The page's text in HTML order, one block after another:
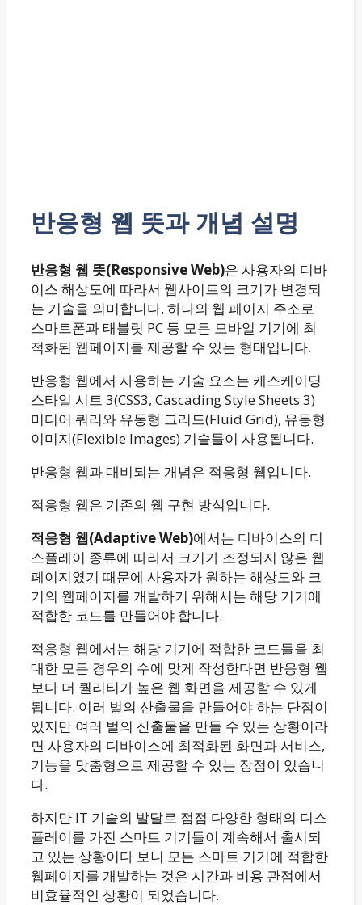
반응형 웹 뜻과 개념 설명
반응형 웹 뜻(Responsive Web)은 사용자의 디바
이스 해상도에 따라서 웹사이트의 크기가 변경되
는 기술을 의미합니다. 하나의 웹 페이지 주소로
스마트폰과 태블릿 PC 등 모든 모바일 기기에 최
적화된 웹페이지를 제공할 수 있는 형태입니다.
반응형 웹에서 사용하는 기술 요소는 캐스케이딩
스타일 시트 3(CSS3, Cascading Style Sheets 3)
미디어 쿼리와 유동형 그리드(Fluid Grid), 유동형
이미지(Flexible Images) 기술들이 사용됩니다.
반응형 웹과 대비되는 개념은 적응형 웹입니다.
적응형 웹은 기존의 웹 구현 방식입니다.
적응형 웹(Adaptive Web)에서는 디바이스의 디
스플레이 종류에 따라서 크기가 조정되지 않은 웹
페이지였기 때문에 사용자가 원하는 해상도와 크
기의 웹페이지를 개발하기 위해서는 해당 기기에
적합한 코드를 만들어야 합니다.
적응형 웹에서는 해당 기기에 적합한 코드들을 최
대한 모든 경우의 수에 맞게 작성한다면 반응형 웹
보다 더 퀄리티가 높은 웹 화면을 제공할 수 있게
됩니다. 여러 벌의 산출물을 만들어야 하는 단점이
있지만 여러 벌의 산출물을 만들 수 있는 상황이라
면 사용자의 디바이스에 최적화된 화면과 서비스,
기능을 맞춤형으로 제공할 수 있는 장점이 있습니
다.
하지만 IT 기술의 발달로 점점 다양한 형태의 디스
플레이를 가진 스마트 기기들이 계속해서 출시되
고 있는 상황이다 보니 모든 스마트 기기에 적합한
웹페이지를 개발하는 것은 시간과 비용 관점에서
비효율적인 상황이 되었습니다.